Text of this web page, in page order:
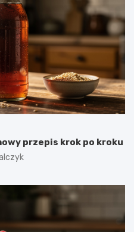
przepis krok po kroku